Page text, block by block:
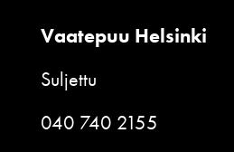
Vaatepuu Helsinki
Suljettu
040 740 2155